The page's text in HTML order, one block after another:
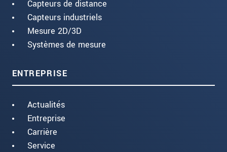
Capteurs de distance
Capteurs industriels
Mesure 2D/3D
Systèmes de mesure
ENTREPRISE
Actualités
Entreprise
Carrière
Service